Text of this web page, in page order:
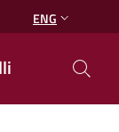
ENG